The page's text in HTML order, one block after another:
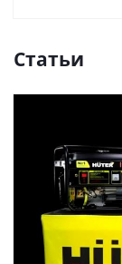
Статьи